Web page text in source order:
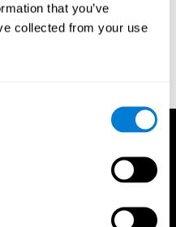
that you’ve
collected from your use
Vienna Test System: A
JOPED, 5 (1), 41–50.